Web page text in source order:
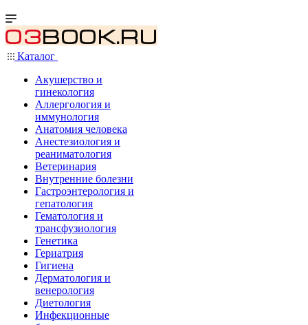
Каталог
Акушерство и
гинекология
Аллергология и
иммунология
Анатомия человека
Анестезиология и
реаниматология
Ветеринария
Внутренние болезни
Гастроэнтерология и
гепатология
Гематология и
трансфузиология
Генетика
Гериатрия
Гигиена
Дерматология и
венерология
Диетология
Инфекционные